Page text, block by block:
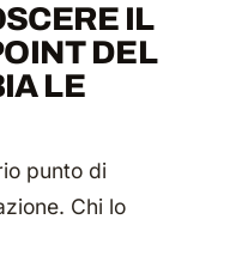
IL
DEL
LE
punto di
Chi lo